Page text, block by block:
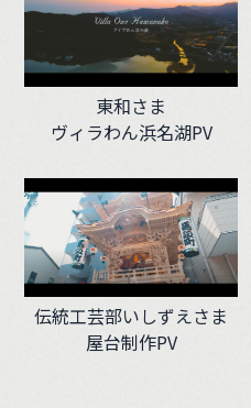
東和さま
ヴィラわん浜名湖PV
伝統工芸部いしずえさま
屋台制作PV